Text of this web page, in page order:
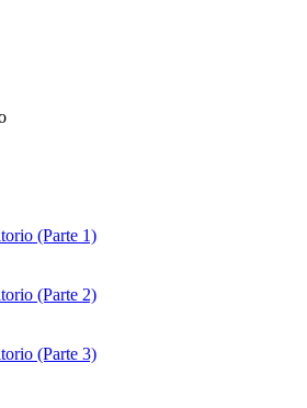
(Parte 1)
(Parte 2)
(Parte 3)